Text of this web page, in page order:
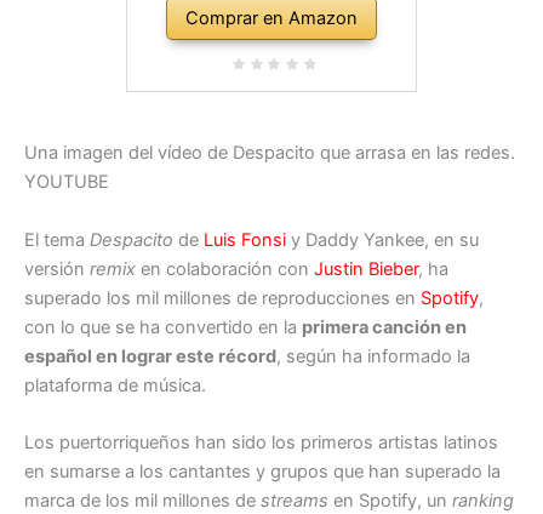
Comprar en Amazon
Una imagen del vídeo de Despacito que arrasa en las redes.
YOUTUBE
El tema Despacito de Luis Fonsi y Daddy Yankee, en su
versión remix en colaboración con Justin Bieber, ha
superado los mil millones de reproducciones en Spotify,
con lo que se ha convertido en la primera canción en
español en lograr este récord, según ha informado la
plataforma de música.
Los puertorriqueños han sido los primeros artistas latinos
en sumarse a los cantantes y grupos que han superado la
marca de los mil millones de streams en Spotify, un ranking